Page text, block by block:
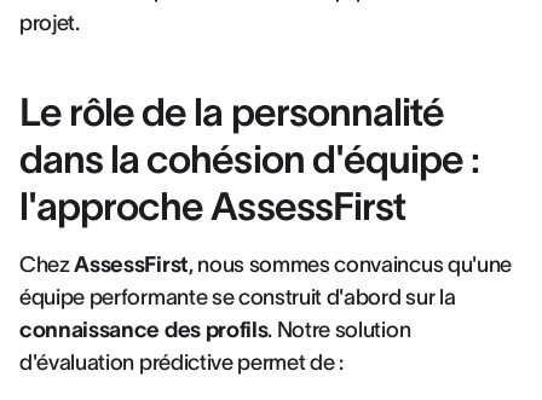
projet.
Le rôle de la personnalité
dans la cohésion d'équipe :
l'approche AssessFirst
ChezAssessFirst, nous sommes convaincus qu'une
équipe performante se construit d'abord sur la
connaissance des profils. Notre solution
d'évaluation prédictive permet de :